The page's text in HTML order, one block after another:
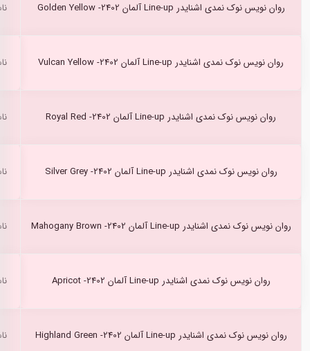
روان نویس نوک نمدی اشنایدر Line-up آلمان Golden Yellow -2402
روان نویس نوک نمدی اشنایدر Line-up آلمان Vulcan Yellow -2402
روان نویس نوک نمدی اشنایدر Line-up آلمان Royal Red -2402
روان نویس نوک نمدی اشنایدر Line-up آلمان Silver Grey -2402
روان نویس نوک نمدی اشنایدر Line-up آلمان Mahogany Brown -2402
روان نویس نوک نمدی اشنایدر Line-up آلمان Apricot -2402
روان نویس نوک نمدی اشنایدر Line-up آلمان Highland Green -2402